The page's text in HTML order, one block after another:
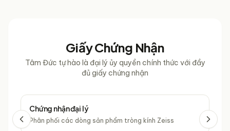
Giấy Chứng Nhận
Tâm Đức tự hào là đại lý ủy quyền chính thức với đầy
đủ giấy chứng nhận
Chứng nhận đại lý
Phân phối các dòng sản phẩm tròng kính Zeiss